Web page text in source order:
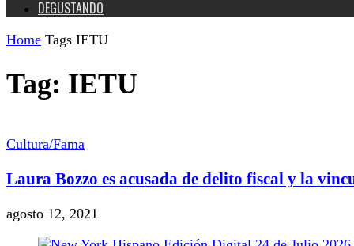
DEGUSTANDO
Home Tags IETU
Tag: IETU
Cultura/Fama
Laura Bozzo es acusada de delito fiscal y la
agosto 12, 2021